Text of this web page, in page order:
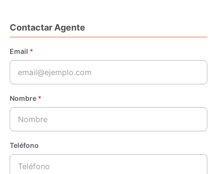
Contactar Agente
Email *
Nombre *
Teléfono